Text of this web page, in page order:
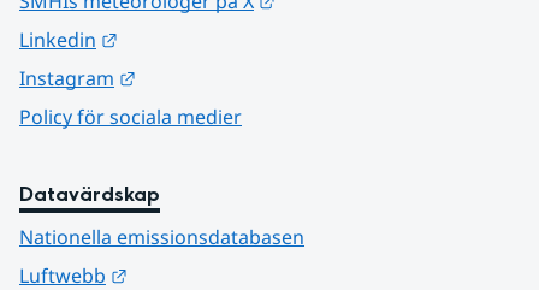
Linkedin
Instagram
Policy för sociala medier
Datavärdskap
Nationella emissionsdatabasen
Luftwebb